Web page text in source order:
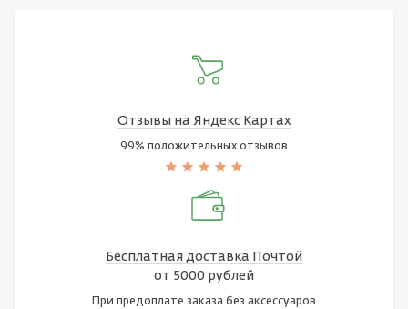
Отзывы на Яндекс Картах
99% положительных отзывов
Бесплатная доставка Почтой
от 5000 рублей
При предоплате заказа без аксессуаров